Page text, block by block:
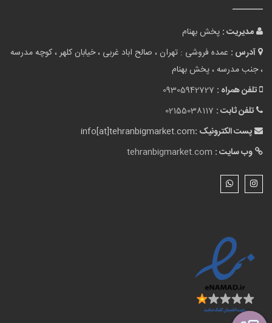
مدیریت : پخش بهنام
آدرس : عمده فروشی : تهران ، صالح اباد غربی ، خیابان کلهر ، کوچه مدرسه
، جنب مدرسه ، پخش بهنام
تلفن همراه : 09305942727
تلفن ثابت : 02155038117
پست الکترونیک :info[at]tehranbigmarket.com
وب سایت : tehranbigmarket.com